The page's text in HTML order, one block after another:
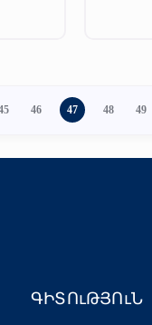
46 47 48 49
ԳԻՏՈւԹՅՈւՆ